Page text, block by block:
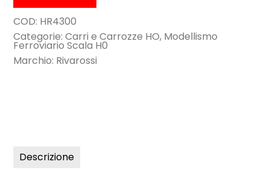
COD: HR4300
Categorie:Carri e Carrozze HO, Modellismo
Ferroviario Scala H0
Marchio: Rivarossi
Descrizione